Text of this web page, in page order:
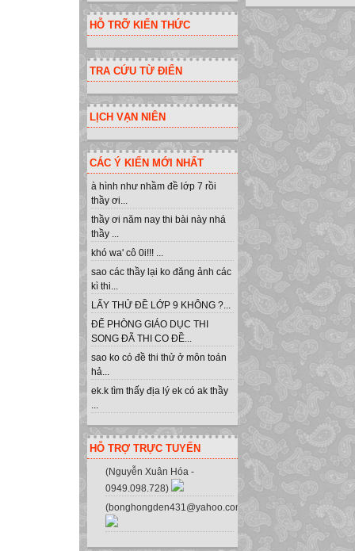
HỖ TRỠ KIẾN THỨC
TRA CỨU TỪ ĐIỂN
LỊCH VẠN NIÊN
CÁC Ý KIẾN MỚI NHẤT
à hình như nhầm đề lớp 7 rồi
thầy ơi...
thầy ơi năm nay thi bài này nhá
thầy ...
khó wa' cô 0i!!! ...
sao các thầy lại ko đăng ảnh các
kì thi...
LẤY THỬ ĐỀ LỚP 9 KHÔNG ?...
ĐỂ PHÒNG GIÁO DỤC THI
SONG ĐÃ THI CO ĐỀ...
sao ko có đề thi thử ở môn toán
hả...
ek.k tìm thấy địa lý ek có ak thầy
...
HỖ TRỢ TRỰC TUYẾN
(Nguyễn Xuân Hóa -
0949.098.728)
(bonghongden431@yahoo.com.vn)